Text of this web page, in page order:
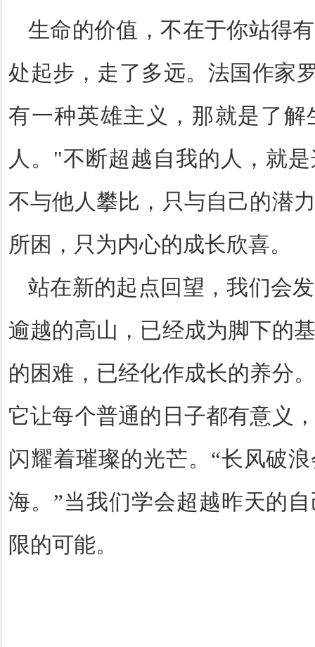
生命的价值，不在于你站得
处起步，走了多远。法国作家
有一种英雄主义，那就是了
人。 "不断超越自我的人，就
不与他人攀比，只与自己的潜
所困，只为内心的成长欣喜。
站在新的起点回望，我们会
逾越的高山，已经成为脚下的
的困难，已经化作成长的养分
它让每个普通的日子都有意义
闪耀着璀璨的光芒。 “长风破
海。 ”当我们学会超越昨天的
限的可能。